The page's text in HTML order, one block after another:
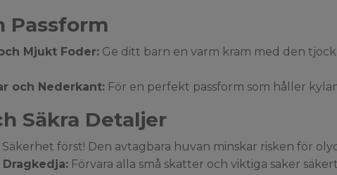
Passform
Mjukt Foder: Ge ditt barn en varm kram med den
och Nederkant: För en perfekt passform som håller
Säkra Detaljer
Säkerhet först! Den avtagbara huvan minskar risken för
Förvara alla små skatter och viktiga saker